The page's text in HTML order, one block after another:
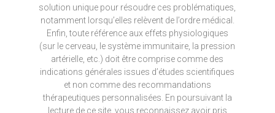
solution unique pour résoudre ces problématiques,
notamment lorsqu’elles relèvent de l’ordre médical.
Enfin, toute référence aux effets physiologiques
(sur le cerveau, le système immunitaire, la pression
artérielle, etc.) doit être comprise comme des
indications générales issues d’études scientifiques
et non comme des recommandations
thérapeutiques personnalisées. En poursuivant la
lecture de ce site, vous reconnaissez avoir pris